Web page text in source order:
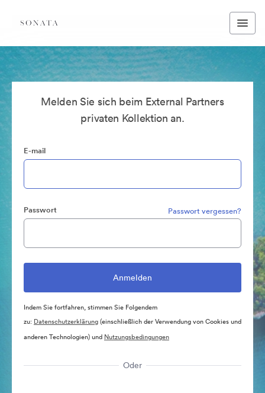
Melden Sie sich beim External Partners
privaten Kollektion an.
E-mail
Passwort Passwort vergessen?
Indem Sie fortfahren, stimmen Sie Folgendem
zu: Datenschutzerklärung(einschließlich der Verwendung von Cookies und
anderen Technologien) und Nutzungsbedingungen
Oder